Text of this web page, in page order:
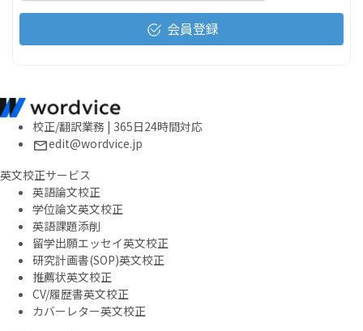
会員登録
校正/翻訳業務 | 365日24時間対応
edit@wordvice.jp
英文校正サービス
英語論文校正
学位論文英文校正
英語課題添削
留学出願エッセイ英文校正
研究計画書(SOP)英文校正
推薦状英文校正
CV/履歴書英文校正
カバーレター英文校正